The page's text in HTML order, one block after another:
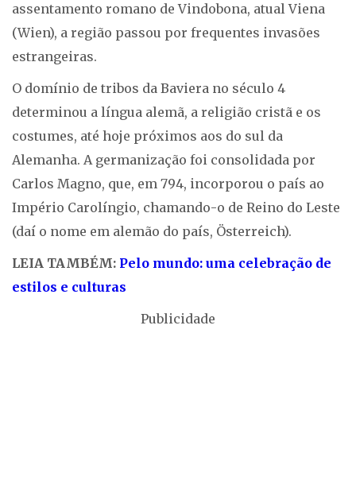
assentamento romano de Vindobona, atual Viena
(Wien), a região passou por frequentes invasões
estrangeiras.
O domínio de tribos da Baviera no século 4
determinou a língua alemã, a religião cristã e os
costumes, até hoje próximos aos do sul da
Alemanha. A germanização foi consolidada por
Carlos Magno, que, em 794, incorporou o país ao
Império Carolíngio, chamando-o de Reino do Leste
(daí o nome em alemão do país, Österreich).
LEIA TAMBÉM: Pelo mundo: uma celebração de
estilos e culturas
Publicidade